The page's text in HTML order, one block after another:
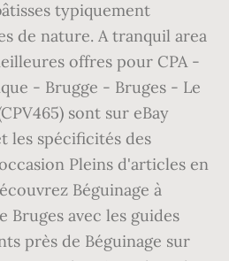
typiquement
de nature. A tranquil area
offres pour CPA -
- Brugge - Bruges - Le
sont sur eBay
les spécificités des
Pleins d'articles en
Béguinage à
Bruges avec les guides
près de Béguinage sur